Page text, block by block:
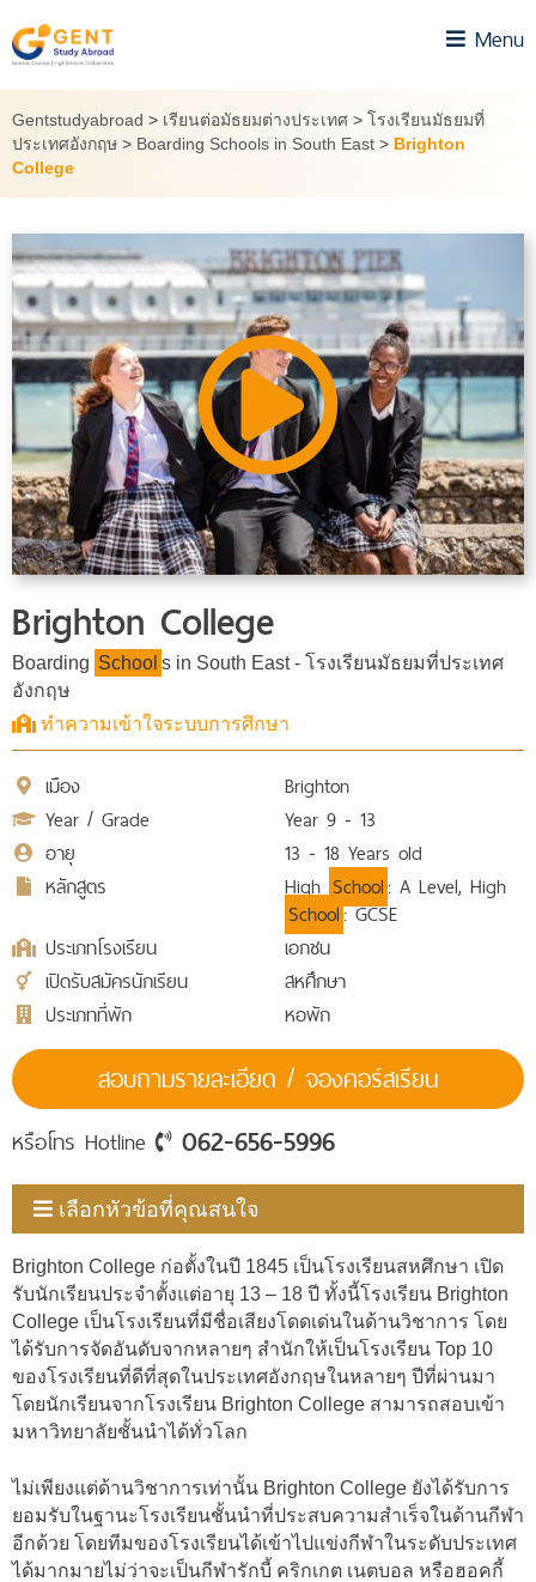
to
content
Menu
Gentstudyabroad > เรียนต่อมัธยมต่างประเทศ > โรงเรียนมัธยมที่
ประเทศอังกฤษ > Boarding Schools in South East > Brighton
College
Brighton College
Boarding School s in South East - โรงเรียนมัธยมที่ประเทศ
อังกฤษ
ทำความเข้าใจระบบการศึกษา
เมือง
Brighton
Year / Grade
Year 9 - 13
อายุ
13 - 18 Years old
หลักสูตร
HighSchool: A Level, High
School: GCSE
ประเภทโรงเรียน
เอกชน
เปิดรับสมัครนักเรียน
สหศึกษา
ประเภทที่พัก
หอพัก
สอบถามรายละเอียด / จองคอร์สเรียน
หรือโทร Hotline 062-656-5996
เลือกหัวข้อที่คุณสนใจ
Brighton College ก่อตั้งในปี 1845 เป็นโรงเรียนสหศึกษา เปิด
รับนักเรียนประจำตั้งแต่อายุ 13 – 18 ปี ทั้งนี้โรงเรียน Brighton
College เป็นโรงเรียนที่มีชื่อเสียงโดดเด่นในด้านวิชาการ โดย
ได้รับการจัดอันดับจากหลายๆ สำนักให้เป็นโรงเรียน Top 10
ของโรงเรียนที่ดีที่สุดในประเทศอังกฤษในหลายๆ ปีที่ผ่านมา
โดยนักเรียนจากโรงเรียน Brighton College สามารถสอบเข้า
มหาวิทยาลัยชั้นนำได้ทั่วโลก
ไม่เพียงแต่ด้านวิชาการเท่านั้น Brighton College ยังได้รับการ
ยอมรับในฐานะโรงเรียนชั้นนำที่ประสบความสำเร็จในด้านกีฬา
อีกด้วย โดยทีมของโรงเรียนได้เข้าไปแข่งกีฬาในระดับประเทศ
ได้มากมายไม่ว่าจะเป็นกีฬารักบี้ คริกเกต เนตบอล หรือฮอคกี้